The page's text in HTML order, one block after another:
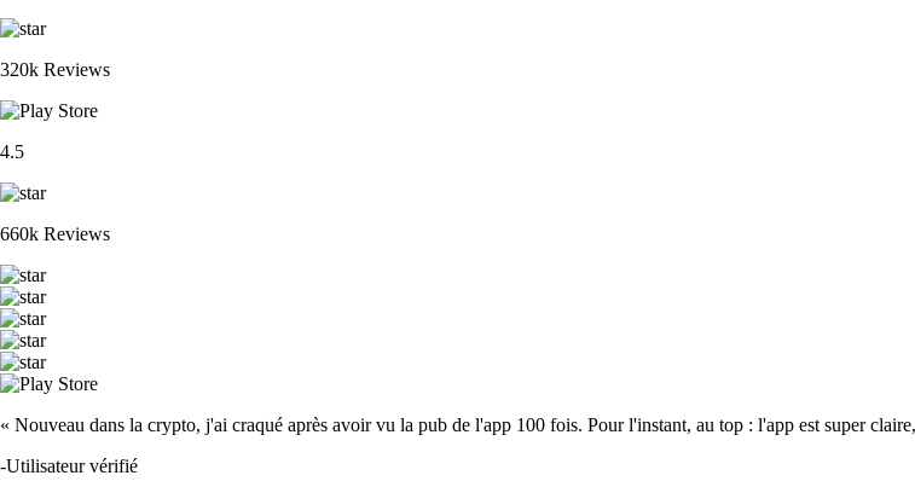
320k Reviews
4.5
660k Reviews
« Nouveau dans la crypto, j'ai craqué après avoir vu la pub de l'app 100 fois. Pour l'instant, au top : l'app est super
-Utilisateur vérifié